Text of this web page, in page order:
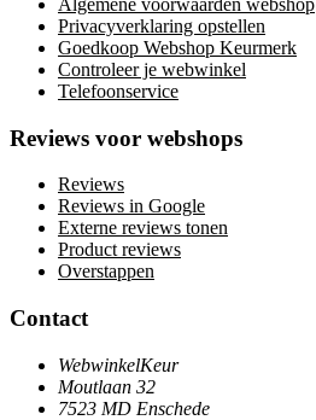
Algemene voorwaarden webshop
Privacyverklaring opstellen
Goedkoop Webshop Keurmerk
Controleer je webwinkel
Telefoonservice
Reviews voor webshops
Reviews
Reviews in Google
Externe reviews tonen
Product reviews
Overstappen
Contact
WebwinkelKeur
Moutlaan 32
7523 MD Enschede